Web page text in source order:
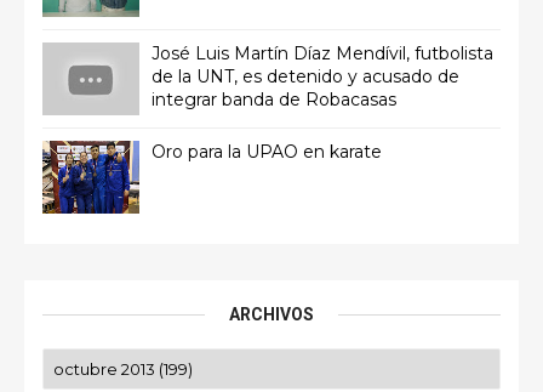
José Luis Martín Díaz Mendívil, futbolista
de la UNT, es detenido y acusado de
integrar banda de Robacasas
Oro para la UPAO en karate
ARCHIVOS